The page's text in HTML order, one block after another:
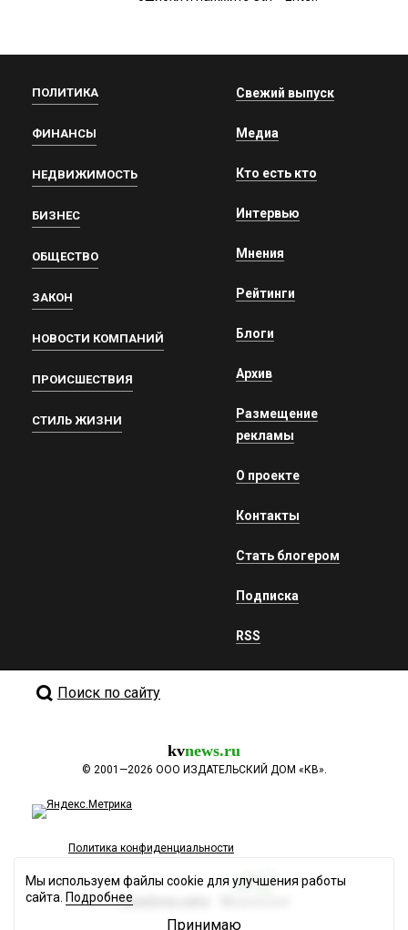
ПОЛИТИКА
ФИНАНСЫ
НЕДВИЖИМОСТЬ
БИЗНЕС
ОБЩЕСТВО
ЗАКОН
НОВОСТИ КОМПАНИЙ
ПРОИСШЕСТВИЯ
СТИЛЬ ЖИЗНИ
Свежий выпуск
Медиа
Кто есть кто
Интервью
Мнения
Рейтинги
Блоги
Архив
Размещение
рекламы
О проекте
Контакты
Стать блогером
Подписка
RSS
Поиск по сайту
kvnews.ru
© 2001—2026 ООО ИЗДАТЕЛЬСКИЙ ДОМ «КВ».
Политика конфиденциальности
Разработка сайта
Мы используем файлы cookie для улучшения работы
сайта. Подробнее
Принимаю